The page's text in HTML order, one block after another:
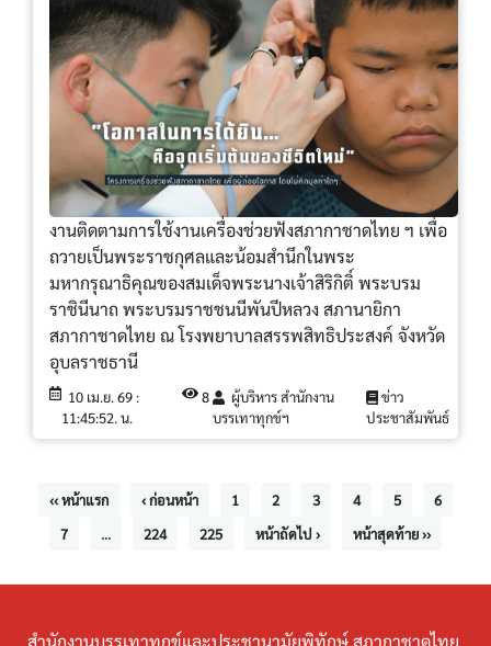
งานติดตามการใช้งานเครื่องช่วยฟังสภากาชาดไทย ฯ เพื่อ
ถวายเป็นพระราชกุศลและน้อมสำนึกในพระ
มหากรุณาธิคุณของสมเด็จพระนางเจ้าสิริกิติ์ พระบรม
ราชินีนาถ พระบรมราชชนนีพันปีหลวง สภานายิกา
สภากาชาดไทย ณ โรงพยาบาลสรรพสิทธิประสงค์ จังหวัด
อุบลราชธานี
10 เม.ย. 69 :
11:45:52. น.
8
ผู้บริหาร สำนักงาน
บรรเทาทุกข์ฯ
ข่าว
ประชาสัมพันธ์
‹‹ หน้าแรก ‹ ก่อนหน้า 1 2 3 4 5
6
7
... 224 225 หน้าถัดไป › หน้าสุดท้าย ››
สำนักงานบรรเทาทุกข์และประชานามัยพิทักษ์ สภากาชาดไทย